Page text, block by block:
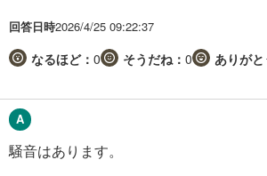
回答日時2026/4/25 09:22:37
なるほど： 0 そうだね： 0 ありがと
騒音はあります。